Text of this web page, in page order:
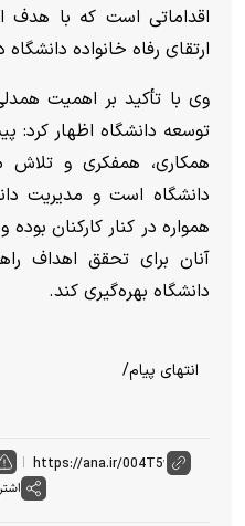
اقداماتی است که با هدف
ارتقای رفاه خانواده
وی با تأکید بر اهمیت
توسعه دانشگاه اظهار کرد:
همکاری، همفکری و تلاش
دانشگاه است و مدیریت
همواره در کنار کارکنان
آنان برای تحقق اهداف
دانشگاه بهره‌گیری کند.
انتهای پیام/